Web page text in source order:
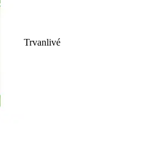
Trvanlivé